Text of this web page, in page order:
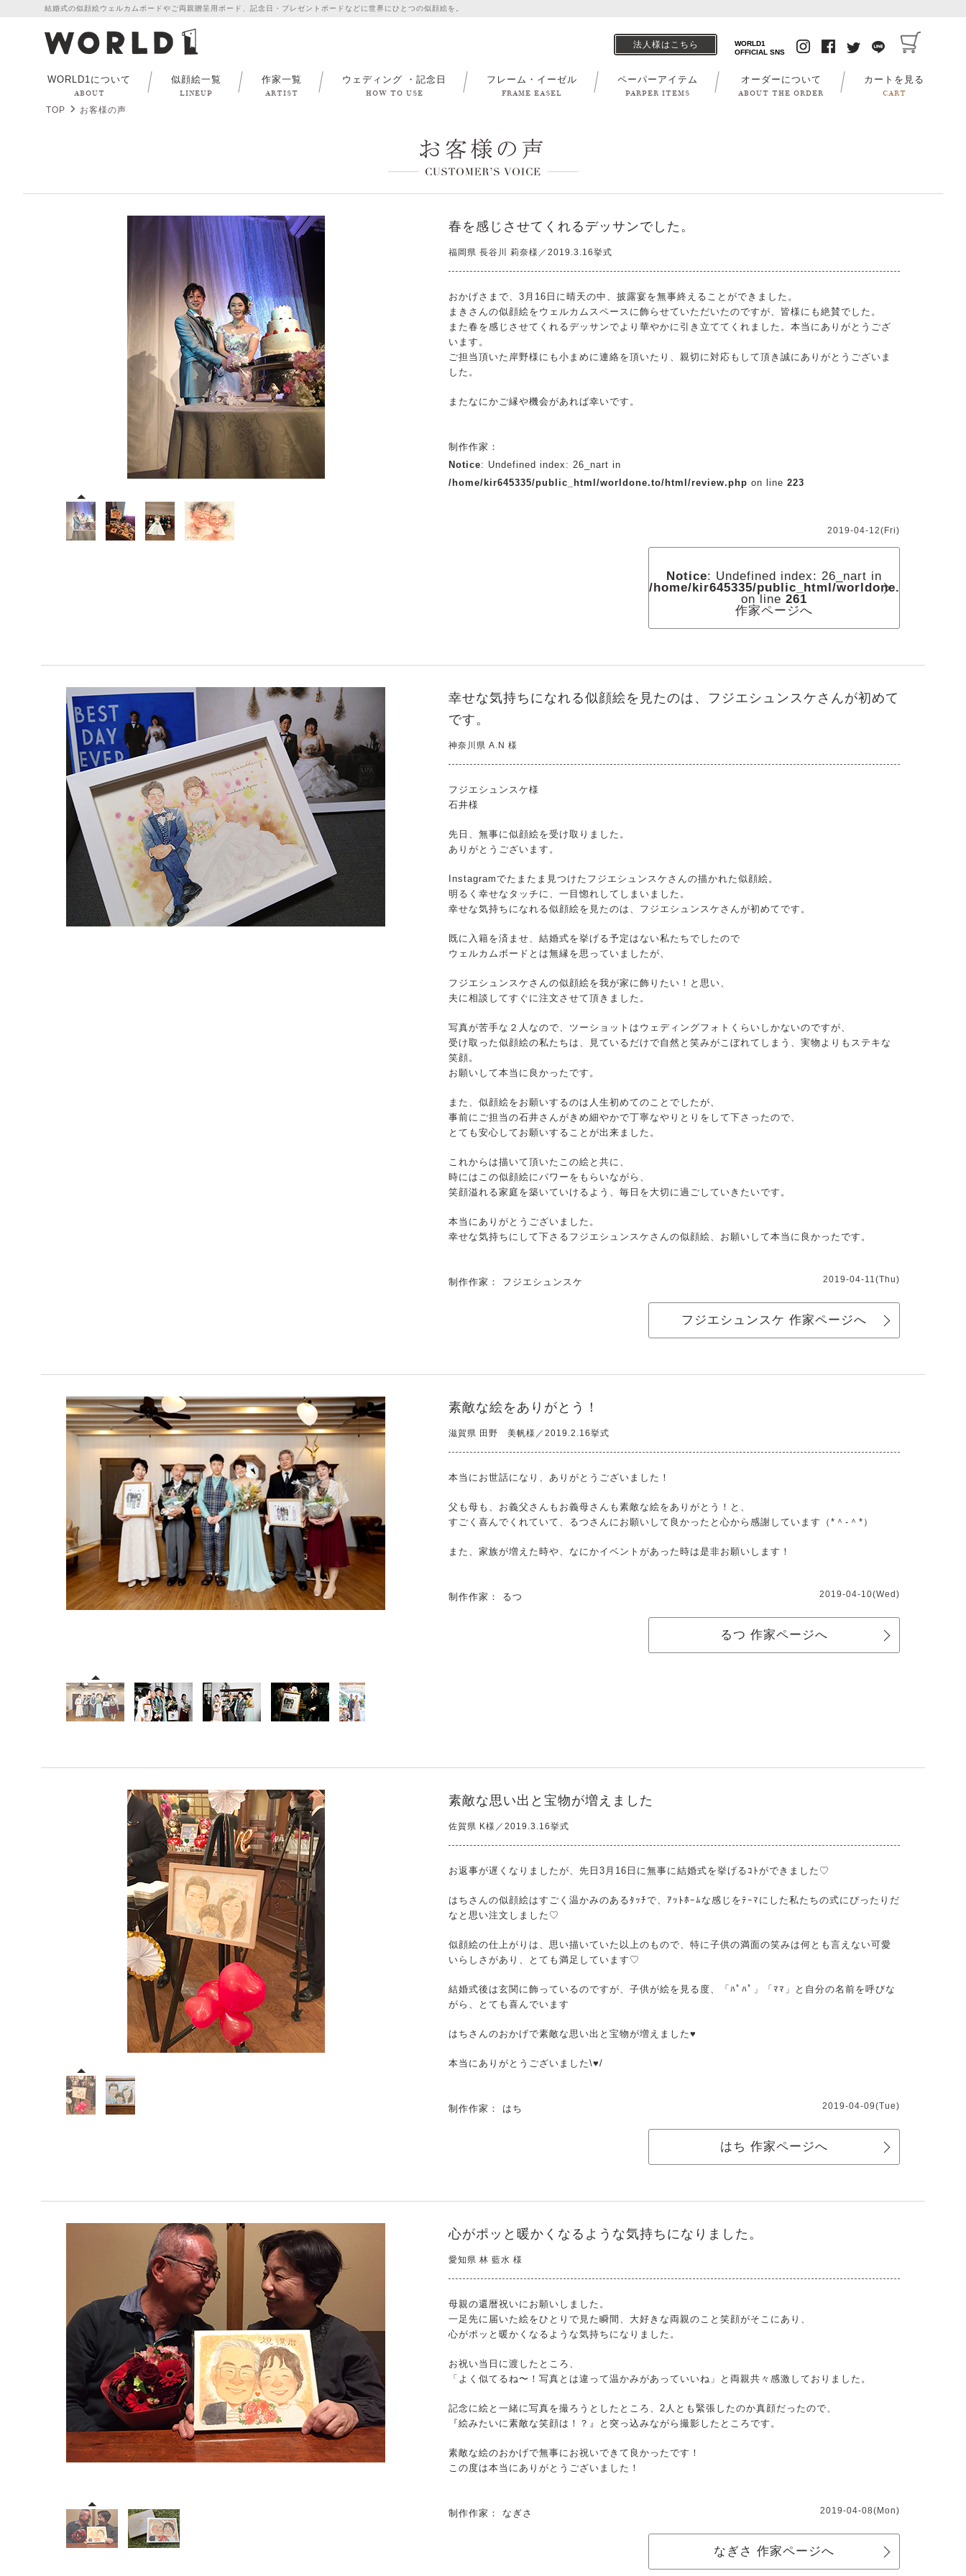
結婚式の似顔絵ウェルカムボードやご両親贈呈用ボード、記念日・プレゼントボードなどに世界にひとつの似顔絵を。
法人様はこちら
WORLD1
OFFICIAL SNS
WORLD1について
ABOUT
似顔絵一覧
LINEUP
作家一覧
ARTIST
ウェディング ・記念日
HOW TO USE
フレーム・イーゼル
FRAME EASEL
ペーパーアイテム
PARPER ITEMS
オーダーについて
ABOUT THE ORDER
カートを見る
CART
TOP お客様の声
春を感じさせてくれるデッサンでした。
福岡県 長谷川 莉奈様／2019.3.16挙式
おかげさまで、3月16日に晴天の中、披露宴を無事終えることができました。
まきさんの似顔絵をウェルカムスペースに飾らせていただいたのですが、皆様にも絶賛でした。
また春を感じさせてくれるデッサンでより華やかに引き立ててくれました。本当にありがとうござ
います。
ご担当頂いた岸野様にも小まめに連絡を頂いたり、親切に対応もして頂き誠にありがとうございま
した。
またなにかご縁や機会があれば幸いです。
制作作家：
Notice: Undefined index: 26_nart in
/home/kir645335/public_html/worldone.to/html/review.php on line 223
2019-04-12(Fri)
Notice: Undefined index: 26_nart in
/home/kir645335/public_html/worldone.to/html/
on line 261
作家ページへ
幸せな気持ちになれる似顔絵を見たのは、フジエシュンスケさんが初めて
です。
神奈川県 A.N 様
フジエシュンスケ様
石井様
先日、無事に似顔絵を受け取りました。
ありがとうございます。
Instagramでたまたま見つけたフジエシュンスケさんの描かれた似顔絵。
明るく幸せなタッチに、一目惚れしてしまいました。
幸せな気持ちになれる似顔絵を見たのは、フジエシュンスケさんが初めてです。
既に入籍を済ませ、結婚式を挙げる予定はない私たちでしたので
ウェルカムボードとは無縁を思っていましたが、
フジエシュンスケさんの似顔絵を我が家に飾りたい！と思い、
夫に相談してすぐに注文させて頂きました。
写真が苦手な２人なので、ツーショットはウェディングフォトくらいしかないのですが、
受け取った似顔絵の私たちは、見ているだけで自然と笑みがこぼれてしまう、実物よりもステキな
笑顔。
お願いして本当に良かったです。
また、似顔絵をお願いするのは人生初めてのことでしたが、
事前にご担当の石井さんがきめ細やかで丁寧なやりとりをして下さったので、
とても安心してお願いすることが出来ました。
これからは描いて頂いたこの絵と共に、
時にはこの似顔絵にパワーをもらいながら、
笑顔溢れる家庭を築いていけるよう、毎日を大切に過ごしていきたいです。
本当にありがとうございました。
幸せな気持ちにして下さるフジエシュンスケさんの似顔絵、お願いして本当に良かったです。
制作作家： フジエシュンスケ 2019-04-11(Thu)
フジエシュンスケ 作家ページへ
素敵な絵をありがとう！
滋賀県 田野 美帆様／2019.2.16挙式
本当にお世話になり、ありがとうございました！
父も母も、お義父さんもお義母さんも素敵な絵をありがとう！と、
すごく喜んでくれていて、るつさんにお願いして良かったと心から感謝しています（*＾-＾*）
また、家族が増えた時や、なにかイベントがあった時は是非お願いします！
制作作家： るつ 2019-04-10(Wed)
るつ 作家ページへ
素敵な思い出と宝物が増えました
佐賀県 K様／2019.3.16挙式
お返事が遅くなりましたが、先日3月16日に無事に結婚式を挙げるｺﾄができました♡
はちさんの似顔絵はすごく温かみのあるﾀｯﾁで、ｱｯﾄﾎｰﾑな感じをﾃｰﾏにした私たちの式にぴったりだ
なと思い注文しました♡
似顔絵の仕上がりは、思い描いていた以上のもので、特に子供の満面の笑みは何とも言えない可愛
いらしさがあり、とても満足しています♡
結婚式後は玄関に飾っているのですが、子供が絵を見る度、「ﾊﾟﾊﾟ」「ﾏﾏ」と自分の名前を呼びな
がら、とても喜んでいます
はちさんのおかげで素敵な思い出と宝物が増えました♥
本当にありがとうございました\♥/
制作作家： はち 2019-04-09(Tue)
はち 作家ページへ
心がポッと暖かくなるような気持ちになりました。
愛知県 林 藍水 様
母親の還暦祝いにお願いしました。
一足先に届いた絵をひとりで見た瞬間、大好きな両親のこと笑顔がそこにあり、
心がポッと暖かくなるような気持ちになりました。
お祝い当日に渡したところ、
「よく似てるね〜！写真とは違って温かみがあっていいね」と両親共々感激しておりました。
記念に絵と一緒に写真を撮ろうとしたところ、2人とも緊張したのか真顔だったので、
『絵みたいに素敵な笑顔は！？』と突っ込みながら撮影したところです。
素敵な絵のおかげで無事にお祝いできて良かったです！
この度は本当にありがとうございました！
制作作家： なぎさ 2019-04-08(Mon)
なぎさ 作家ページへ